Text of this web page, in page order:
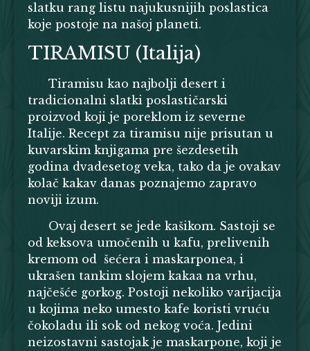
slatku rang listu najukusnijih poslastica
koje postoje na našoj planeti.
TIRAMISU (Italija)
Tiramisu kao najbolji desert i
tradicionalni slatki poslastičarski
proizvod koji je poreklom iz severne
Italije. Recept za tiramisu nije prisutan u
kuvarskim knjigama pre šezdesetih
godina dvadesetog veka, tako da je ovakav
kolač kakav danas poznajemo zapravo
noviji izum.
Ovaj desert se jede kašikom. Sastoji se
od keksova umočenih u kafu, prelivenih
kremom od šećera i maskarponea, i
ukrašen tankim slojem kakaa na vrhu,
najčešće gorkog. Postoji nekoliko varijacija
u kojima neko umesto kafe koristi vruću
čokoladu ili sok od nekog voća. Jedini
neizostavni sastojak je maskarpone, koji je